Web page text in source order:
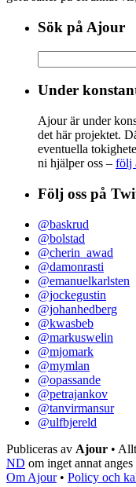
Sök på Ajour
efter:
Under
Ajour är under
det här projektet.
eventuella
ni hjälper oss – följ
Följ oss på
@baskrud
@bolstad
@cherin_awad
@damonrasti
@emanuelkarlsten
@jockegustin
@johanhedberg
@kwasbeb
@markuswelin
@mjomark
@mymlan
@opassande
@petrajankov
@tanvirmansur
@ulfbjereld
Publiceras av Ajour •
ND om inget annat anges
Om Ajour• Policy och